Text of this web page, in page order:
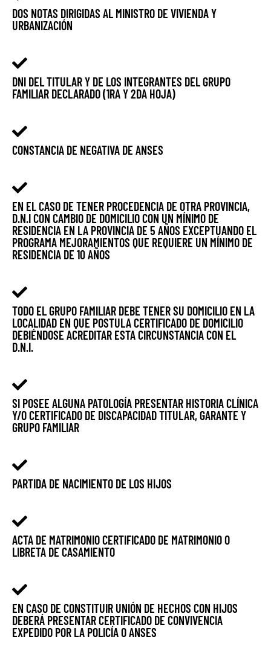
DOS NOTAS DIRIGIDAS AL MINISTRO DE VIVIENDA Y
URBANIZACIÓN
DNI DEL TITULAR Y DE LOS INTEGRANTES DEL GRUPO
FAMILIAR DECLARADO (1RA Y 2DA HOJA)
CONSTANCIA DE NEGATIVA DE ANSES
EN EL CASO DE TENER PROCEDENCIA DE OTRA PROVINCIA,
D.N.I CON CAMBIO DE DOMICILIO CON UN MÍNIMO DE
RESIDENCIA EN LA PROVINCIA DE 5 AÑOS EXCEPTUANDO EL
PROGRAMA MEJORAMIENTOS QUE REQUIERE UN MÍNIMO DE
RESIDENCIA DE 10 AÑOS
TODO EL GRUPO FAMILIAR DEBE TENER SU DOMICILIO EN LA
LOCALIDAD EN QUE POSTULA CERTIFICADO DE DOMICILIO
DEBIÉNDOSE ACREDITAR ESTA CIRCUNSTANCIA CON EL
D.N.I.
SI POSEE ALGUNA PATOLOGÍA PRESENTAR HISTORIA CLÍNICA
Y/O CERTIFICADO DE DISCAPACIDAD TITULAR, GARANTE Y
GRUPO FAMILIAR
PARTIDA DE NACIMIENTO DE LOS HIJOS
ACTA DE MATRIMONIO CERTIFICADO DE MATRIMONIO O
LIBRETA DE CASAMIENTO
EN CASO DE CONSTITUIR UNIÓN DE HECHOS CON HIJOS
DEBERÁ PRESENTAR CERTIFICADO DE CONVIVENCIA
EXPEDIDO POR LA POLICÍA O ANSES